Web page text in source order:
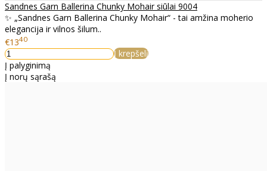
Sandnes Garn Ballerina Chunky Mohair siūlai 9004
✨ „Sandnes Garn Ballerina Chunky Mohair“ - tai amžina moherio
elegancija ir vilnos šilum..
€1340
Į krepšelį
Į palyginimą
Į norų sąrašą